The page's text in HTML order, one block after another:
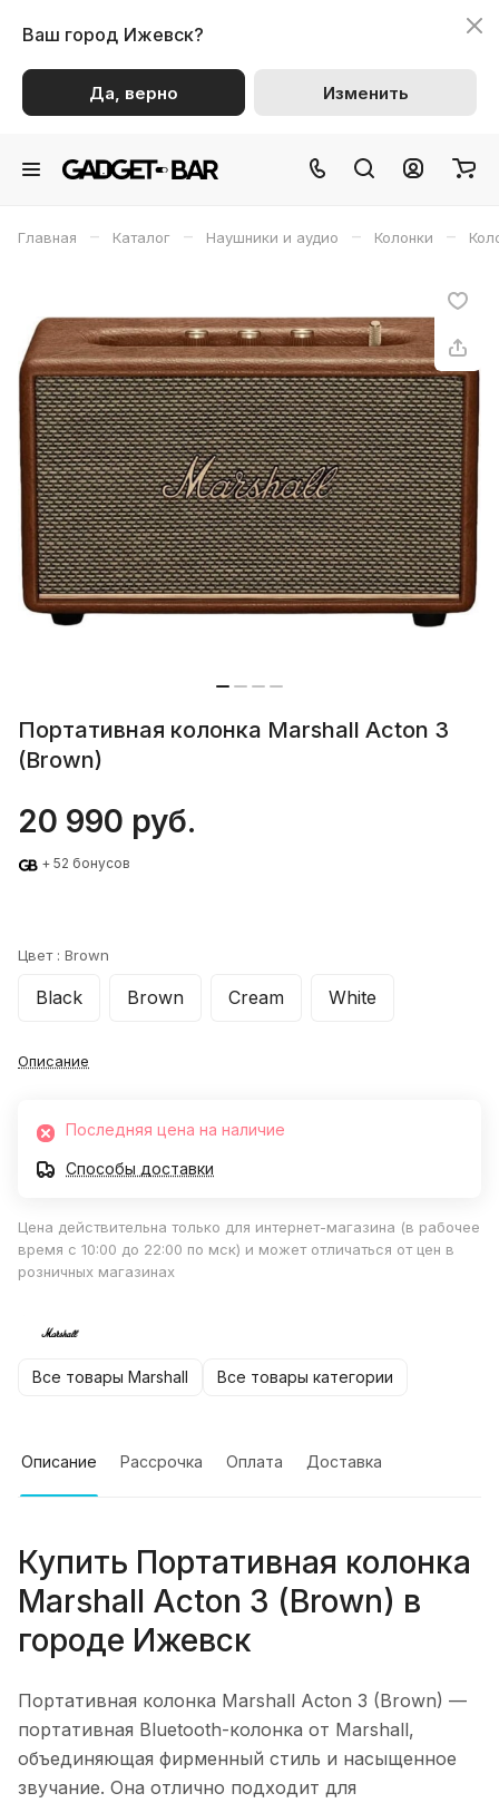
Ваш город Ижевск?
Да, верно Изменить
Главная – Каталог – Наушники и аудио – Колонки –
Портативная колонка Marshall Acton 3
(Brown)
20 990 руб.
+ 52 бонусов
Цвет : Brown
Black Brown Cream White
Описание
Последняя цена на наличие
Способы доставки
Цена действительна только для интернет-магазина (в рабочее
время с 10:00 до 22:00 по мск) и может отличаться от цен в
розничных магазинах
Все товары Marshall Все товары категории
Описание Рассрочка Оплата Доставка
Купить Портативная колонка
Marshall Acton 3 (Brown) в
городе Ижевск
Портативная колонка Marshall Acton 3 (Brown) —
портативная Bluetooth-колонка от Marshall,
объединяющая фирменный стиль и насыщенное
звучание. Она отлично подходит для